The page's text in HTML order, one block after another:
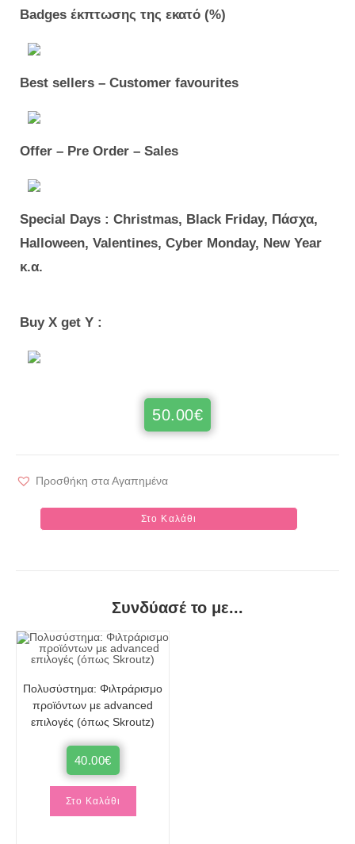
Badges έκπτωσης της εκατό (%)
Best sellers – Customer favourites
Offer – Pre Order – Sales
Special Days : Christmas, Black Friday, Πάσχα,
Halloween, Valentines, Cyber Monday, New Year
κ.α.
Buy X get Y :
50.00€
Προσθήκη στα Αγαπημένα
Στο Καλάθι
Συνδύασέ το με...
Πολυσύστημα: Φιλτράρισμο
προϊόντων με advanced
επιλογές (όπως Skroutz)
40.00€
Στο Καλάθι